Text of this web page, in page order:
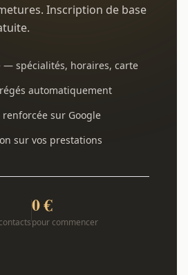
Inscription de base
— spécialités, horaires, carte
automatiquement
sur Google
sur vos prestations
0 €
pour commencer